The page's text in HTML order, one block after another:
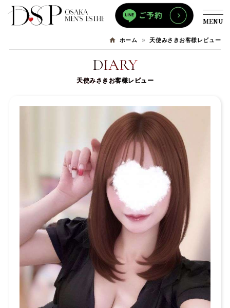
ホーム 天使みさきお客様レビュー
MENU
DIARY
天使みさきお客様レビュー